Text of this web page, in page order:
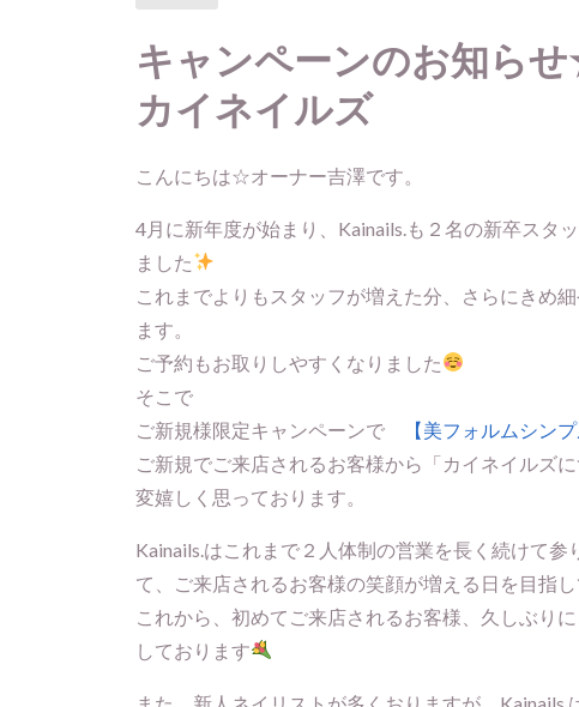
キャンペーンのお知ら
カイネイルズ
こんにちは☆オーナー吉澤です。
4月に新年度が始まり、Kainails.も２名の新卒スタ
ました
これまでよりもスタッフが増えた分、さらにきめ
ます。
ご予約もお取りしやすくなりました
そこで
ご新規様限定キャンペーンで
【美フォルムシン
ご新規でご来店されるお客様から「カイネイルズ
変嬉しく思っております。
Kainails.はこれまで２人体制の営業を長く続けて
て、ご来店されるお客様の笑顔が増える日を目指し
これから、初めてご来店されるお客様、久しぶり
しております